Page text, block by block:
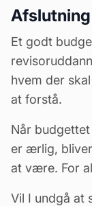
Afslutning
Et godt
hvem der
at forstå.
Når
er ærlig,
at være. For
Vil I undgå at